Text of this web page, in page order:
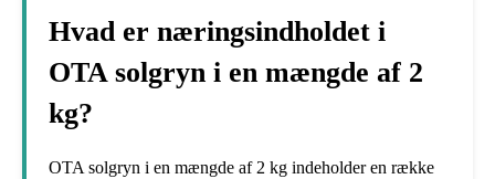
Hvad er næringsindholdet i
OTA solgryn i en mængde af 2
kg?
OTA solgryn i en mængde af 2 kg indeholder en række